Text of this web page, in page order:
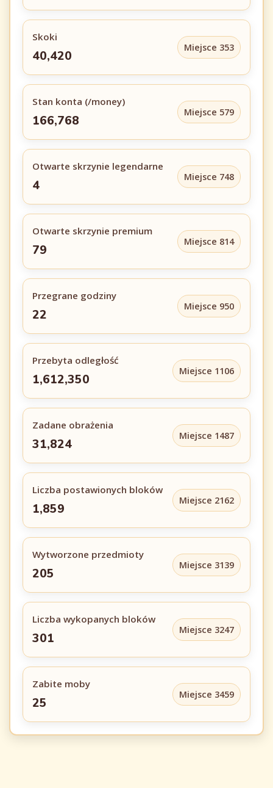
Skoki
40,420
Miejsce 353
Stan konta (/money)
166,768
Miejsce 579
Otwarte skrzynie legendarne
4
Miejsce 748
Otwarte skrzynie premium
79
Miejsce 814
Przegrane godziny
22
Miejsce 950
Przebyta odległość
1,612,350
Miejsce 1106
Zadane obrażenia
31,824
Miejsce 1487
Liczba postawionych bloków
1,859
Miejsce 2162
Wytworzone przedmioty
205
Miejsce 3139
Liczba wykopanych bloków
301
Miejsce 3247
Zabite moby
25
Miejsce 3459